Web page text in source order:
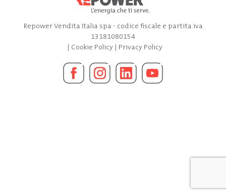
Repower Vendita Italia spa - codice fiscale e partita iva
13181080154
| Cookie Policy| Privacy Policy